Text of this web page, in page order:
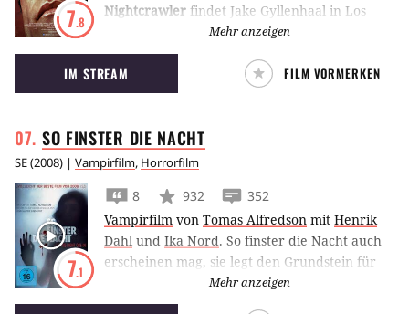
7.8
Nightcrawler findet Jake Gyllenhaal in Los
Angeles als Video-Reporter für blutige
Tragödien seine Berufung, für die er seine
Skrupel gern hinter sich lässt.
Mehr anzeigen
IM STREAM FILM VORMERKEN
SO FINSTER DIE NACHT
SE(2008) | Vampirfilm, Horrorfilm
7.1
8 932
352
Vampirfilm von Tomas Alfredson mit Henrik
Dahl und Ika Nord. So finster die Nacht auch
erscheinen mag, sie legt den Grundstein für
eine ungewöhnliche Freundschaft zwischen
zwei Außenseitern, einem Jungen und einem
Mehr anzeigen